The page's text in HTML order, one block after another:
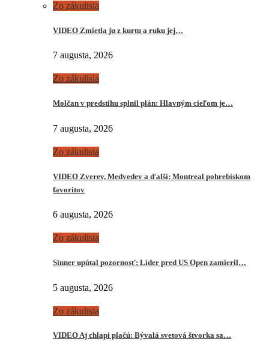
Zo zákulisia
VIDEO Zmietla ju z kurtu a ruku jej…
7 augusta, 2026
Zo zákulisia
Molčan v predstihu splnil plán: Hlavným cieľom je…
7 augusta, 2026
Zo zákulisia
VIDEO Zverev, Medvedev a ďalší: Montreal pohrebiskom
favoritov
6 augusta, 2026
Zo zákulisia
Sinner upútal pozornosť: Líder pred US Open zamieril…
5 augusta, 2026
Zo zákulisia
VIDEO Aj chlapi plačú: Bývalá svetová štvorka sa…